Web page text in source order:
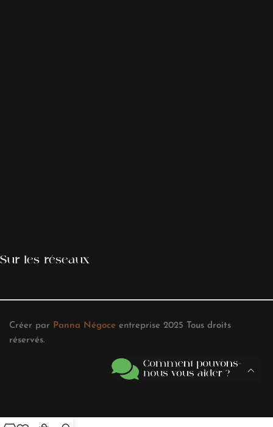
Sur les réseaux
Créer par Panna Négoce entreprise 2025 Tous droits
réservés.